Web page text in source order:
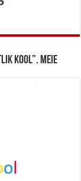
Kool”. Meie